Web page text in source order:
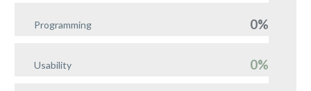
Programming 0%
Usability 0%